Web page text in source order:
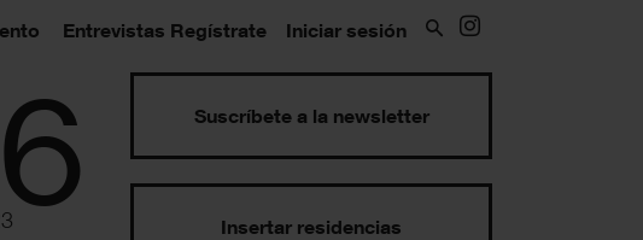
Entrevistas Regístrate Iniciar sesión
Suscríbete a la newsletter
Insertar residencias